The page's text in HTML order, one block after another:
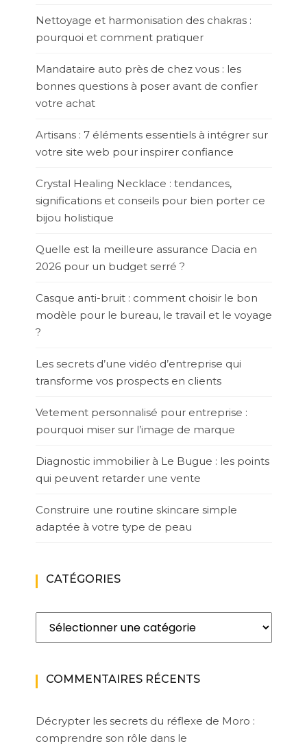
Nettoyage et harmonisation des chakras :
pourquoi et comment pratiquer
Mandataire auto près de chez vous : les
bonnes questions à poser avant de confier
votre achat
Artisans : 7 éléments essentiels à intégrer sur
votre site web pour inspirer confiance
Crystal Healing Necklace : tendances,
significations et conseils pour bien porter ce
bijou holistique
Quelle est la meilleure assurance Dacia en
2026 pour un budget serré ?
Casque anti-bruit : comment choisir le bon
modèle pour le bureau, le travail et le voyage
?
Les secrets d’une vidéo d’entreprise qui
transforme vos prospects en clients
Vetement personnalisé pour entreprise :
pourquoi miser sur l’image de marque
Diagnostic immobilier à Le Bugue : les points
qui peuvent retarder une vente
Construire une routine skincare simple
adaptée à votre type de peau
CATÉGORIES
Catégories
COMMENTAIRES RÉCENTS
Décrypter les secrets du réflexe de Moro :
comprendre son rôle dans le